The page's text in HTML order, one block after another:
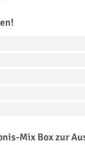
Mix Box zur